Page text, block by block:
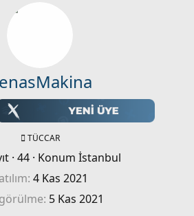
TÜCCAR
· 44 · Konum İstanbul
4 Kas 2021
5 Kas 2021